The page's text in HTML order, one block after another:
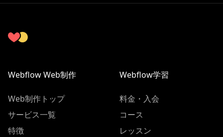
Webflow Web制作
Web制作トップ
サービス一覧
特徴
Webflow学習
料金・入会
コース
レッスン